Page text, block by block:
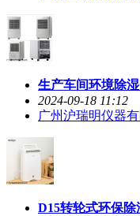
生产车间环境除
2024-09-18 11:12
广州沪瑞明仪器
D15转轮式环保